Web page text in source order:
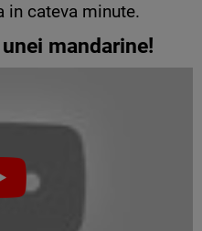
in cateva minute.
mandarine!